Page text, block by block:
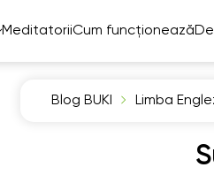
MeditatoriiCum funcționează
Blog BUKI Limba